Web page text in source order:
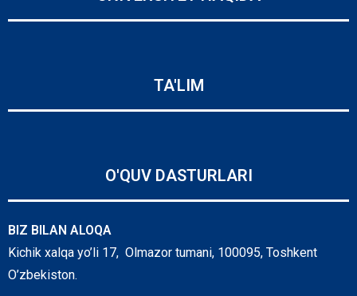
TA'LIM
O'QUV DASTURLARI
BIZ BILAN ALOQA
Kichik xalqa yo’li 17, Olmazor tumani, 100095, Toshkent
O’zbekiston.